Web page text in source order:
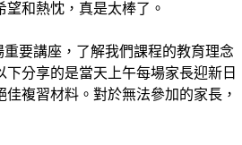
和熱忱，真是太棒了。
要講座，了解我們課程的教育理念
分享的是當天上午每場家長迎新日
複習材料。對於無法參加的家長，